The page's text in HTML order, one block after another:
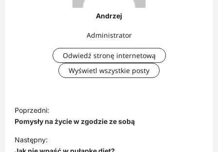
Andrzej
Administrator
Odwiedź stronę internetową
Wyświetl wszystkie posty
N
a
w
i
Poprzedni:
Pomysły na życie w zgodzie ze sobą
Następny: